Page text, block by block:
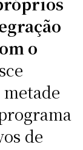
o
de